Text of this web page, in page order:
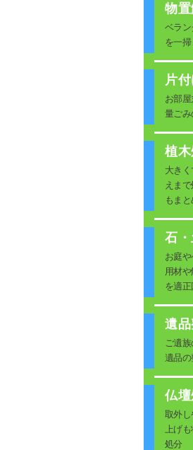
物
ベラン
を一掃
片
お部
量ごみ
植
大き
えま
もま
石
お庭
用材
を適正
遺
ご遺
遺品の
仏
取外し
上げ
処分